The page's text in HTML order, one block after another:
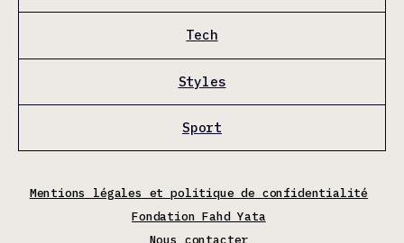
Tech
Styles
Sport
Mentions légales et politique de confidentialité
Fondation Fahd Yata
Nous contacter